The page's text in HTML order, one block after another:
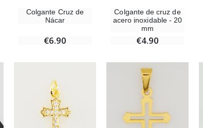
Colgante Cruz de
Nácar
€6.90
Colgante de cruz de
acero inoxidable - 20
mm
€4.90